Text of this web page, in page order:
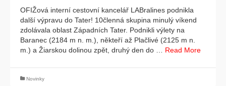
OFIŽová interní cestovní kancelář LABralines podnikla
další výpravu do Tater! 10členná skupina minulý víkend
zdolávala oblast Západních Tater. Podnikli výlety na
Baranec (2184 m n. m.), někteří až Plačlivé (2125 m n.
m.) a Žiarskou dolinou zpět, druhý den do … Read More
Novinky